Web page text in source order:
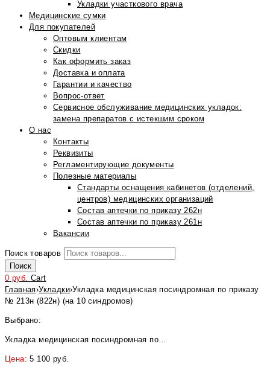
Укладки участкового врача
Медицинские сумки
Для покупателей
Оптовым клиентам
Скидки
Как оформить заказ
Доставка и оплата
Гарантии и качество
Вопрос-ответ
Сервисное обслуживание медицинских укладок:
замена препаратов с истекшим сроком
О нас
Контакты
Реквизиты
Регламентирующие документы
Полезные материалы
Стандарты оснащения кабинетов (отделений,
центров) медицинских организаций
Состав аптечки по приказу 262н
Состав аптечки по приказу 261н
Вакансии
Поиск товаров
Поиск
0 руб. Cart
Главная›Укладки›Укладка медицинская посиндромная по приказу
№ 213н (822н) (на 10 синдромов)
Выбрано:
Укладка медицинская посиндромная по…
Цена:5 100 руб.